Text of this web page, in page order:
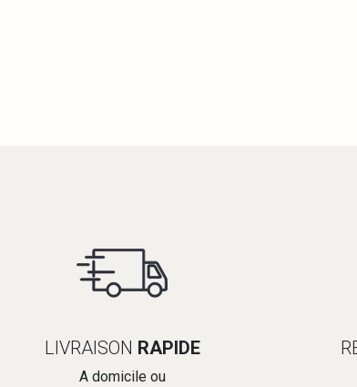
LIVRAISON RAPIDE
A domicile ou